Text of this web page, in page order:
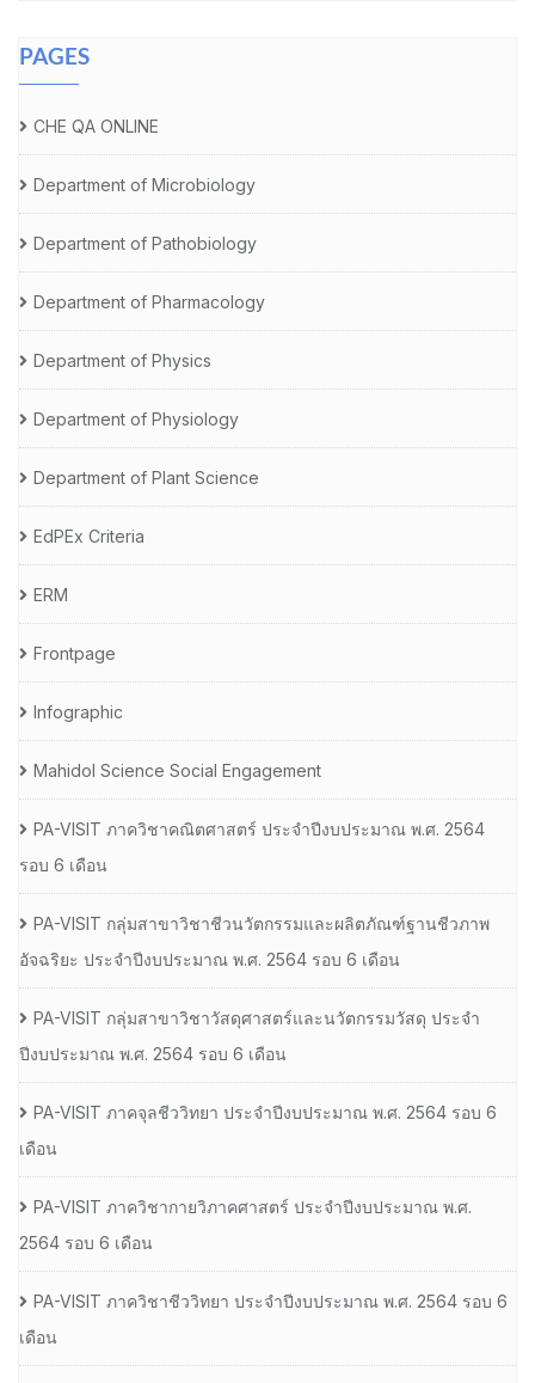
PAGES
CHE QA ONLINE
Department of Microbiology
Department of Pathobiology
Department of Pharmacology
Department of Physics
Department of Physiology
Department of Plant Science
EdPEx Criteria
ERM
Frontpage
Infographic
Mahidol Science Social Engagement
PA-VISIT ภาควิชาคณิตศาสตร์ ประจำปีงบประมาณ พ.ศ. 2564
รอบ 6 เดือน
PA-VISIT กลุ่มสาขาวิชาชีวนวัตกรรมและผลิตภัณฑ์ฐานชีวภาพ
อัจฉริยะ ประจำปีงบประมาณ พ.ศ. 2564 รอบ 6 เดือน
PA-VISIT กลุ่มสาขาวิชาวัสดุศาสตร์และนวัตกรรมวัสดุ ประจำ
ปีงบประมาณ พ.ศ. 2564 รอบ 6 เดือน
PA-VISIT ภาคจุลชีววิทยา ประจำปีงบประมาณ พ.ศ. 2564 รอบ 6
เดือน
PA-VISIT ภาควิชากายวิภาคศาสตร์ ประจำปีงบประมาณ พ.ศ.
2564 รอบ 6 เดือน
PA-VISIT ภาควิชาชีววิทยา ประจำปีงบประมาณ พ.ศ. 2564 รอบ 6
เดือน